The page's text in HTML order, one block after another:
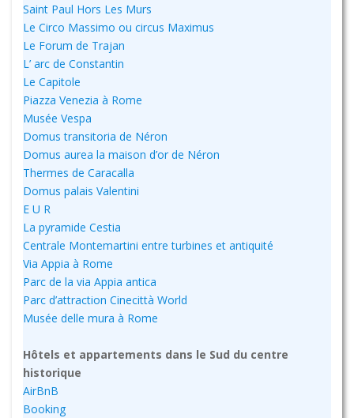
Saint Paul Hors Les Murs
Le Circo Massimo ou circus Maximus
Le Forum de Trajan
L’ arc de Constantin
Le Capitole
Piazza Venezia à Rome
Musée Vespa
Domus transitoria de Néron
Domus aurea la maison d’or de Néron
Thermes de Caracalla
Domus palais Valentini
E U R
La pyramide Cestia
Centrale Montemartini entre turbines et antiquité
Via Appia à Rome
Parc de la via Appia antica
Parc d’attraction Cinecittà World
Musée delle mura à Rome
Hôtels et appartements dans le Sud du centre
historique
AirBnB
Booking